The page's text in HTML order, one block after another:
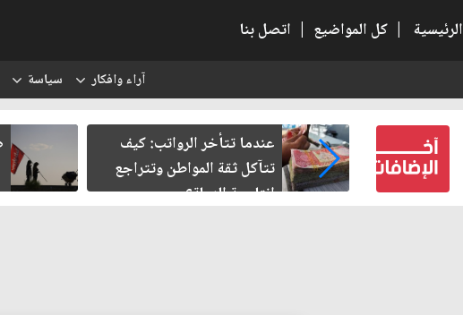
الرئيسية | كل المواضيع | اتصل بنا
آراء وافكار سياسة
كيف
وتتراجع
صمت الطريق بعد الأربعين